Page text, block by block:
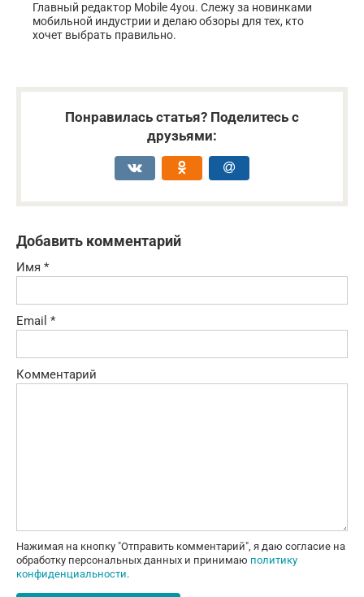
Главный редактор Mobile 4you. Слежу за новинками
мобильной индустрии и делаю обзоры для тех, кто
хочет выбрать правильно.
Понравилась статья? Поделитесь с
друзьями:
Добавить комментарий
Имя *
Email *
Комментарий
Нажимая на кнопку "Отправить комментарий", я даю согласие на
обработку персональных данных и принимаю политику
конфиденциальности.